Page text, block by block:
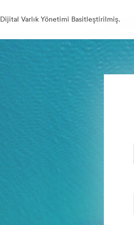
Dijital Varlık Yönetimi Basitleştirilmiş.